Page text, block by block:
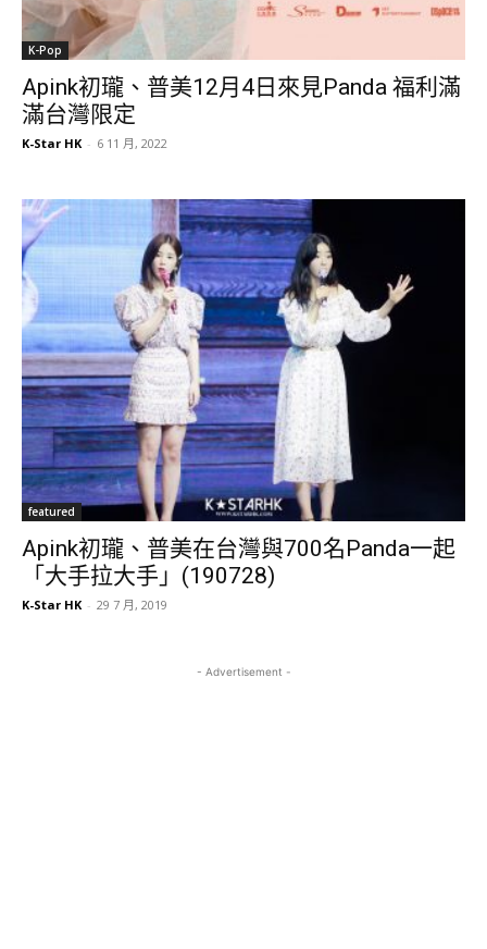
K-Pop
Apink初瓏、普美12月4日來見Panda 福利滿
滿台灣限定
K-Star HK - 6 11 月, 2022
featured
Apink初瓏、普美在台灣與700名Panda一起
「大手拉大手」(190728)
K-Star HK - 29 7 月, 2019
- Advertisement -